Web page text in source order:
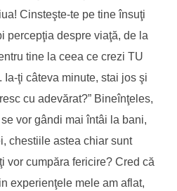
Cinsteşte-te pe tine însuţi
percepţia despre viaţă, de la
tine la ceea ce crezi TU
ţi câteva minute, stai jos şi
cu adevărat?” Bineînţeles,
vor gândi mai întâi la bani,
chestiile astea chiar sunt
vor cumpăra fericire? Cred că
experienţele mele am aflat,